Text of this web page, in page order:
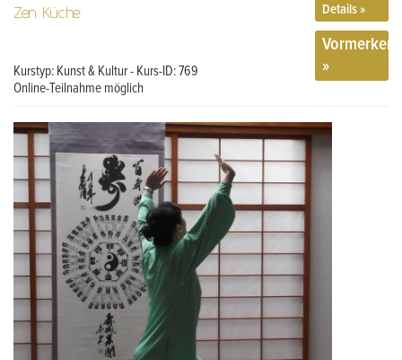
Zen Küche
Kurstyp: Kunst & Kultur - Kurs-ID: 769
Online-Teilnahme möglich
Details »
Vormerken
»